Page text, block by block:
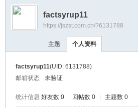
›
factsyrup11
https://jszst.com.cn/?6131788
主题 个人资料
factsyrup11(UID: 6131788)
邮箱状态
未验证
统计信息 好友数 0 回帖数 0 主题数 0